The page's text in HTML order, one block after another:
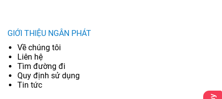
GIỚI THIỆU NGÂN PHÁT
Về chúng tôi
Liên hệ
Tìm đường đi
Quy định sử dụng
Tin tức